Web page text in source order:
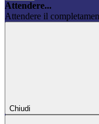
Attendere...
Attendere il
Chiudi